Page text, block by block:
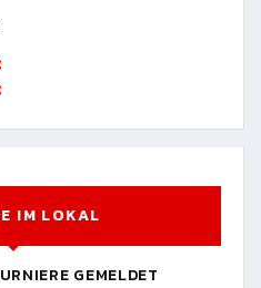
IM LOKAL
GEMELDET